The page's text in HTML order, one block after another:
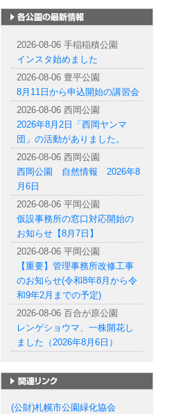
2026-08-06 手稲稲積公園
インスタ始めました
2026-08-06 豊平公園
8月11日から申込開始の講習会
2026-08-06 西岡公園
2026年8月2日「西岡ヤンマ
団」の活動がありました。
2026-08-06 西岡公園
西岡公園 自然情報 2026年8
月6日
2026-08-06 平岡公園
仮設事務所の窓口対応開始の
お知らせ【8月7日】
2026-08-06 平岡公園
【重要】管理事務所改修工事
のお知らせ(令和8年8月から令
和9年2月までの予定)
2026-08-06 百合が原公園
レンゲショウマ、一株開花し
ました（2026年8月6日）
(公財)札幌市公園緑化協会